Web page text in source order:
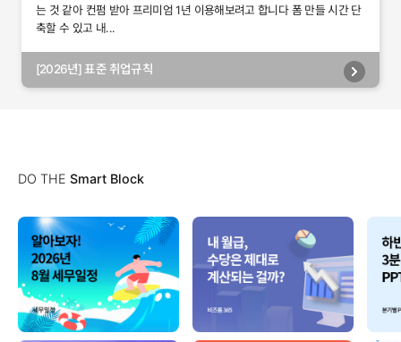
는 것 같아 컨펌 받아 프리미엄 1년 이용해보려고 합니다 폼 만들 시간 단
축할 수 있고 내...
[2026년] 표준 취업규칙
DO THE Smart Block